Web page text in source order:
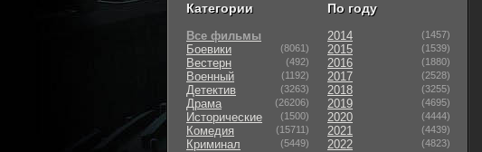
Категории
Все фильмы
Боевики
(8061)
Вестерн (492)
Военный (1192)
Детектив (3263)
Драма (26206)
Исторические (1500)
Комедия (15711)
Криминал (5449)
По году
2014 (1457)
2015 (1539)
2016 (1880)
2017 (2528)
2018 (3255)
2019 (4695)
2020 (4444)
2021 (4439)
2022 (4823)